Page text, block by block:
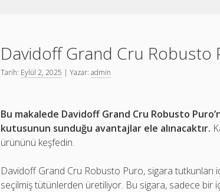
Davidoff Grand Cru Robusto
Tarih: Eylül 2, 2025 | Yazar:admin
Bu makalede Davidoff Grand Cru Robusto
kutusunun sunduğu avantajlar ele alınacaktır.
ürününü keşfedin.
Davidoff Grand Cru Robusto Puro, sigara tutkunları
seçilmiş tütünlerden üretiliyor. Bu sigara, sadece bir